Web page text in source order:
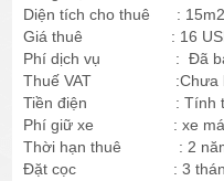
Diện tích cho thuê : 15m2
Giá thuê : 16
Phí dịch vụ : Đã bao
Thuế VAT :Chưa
Tiền điện : Tính theo
Phí giữ xe : xe máy:
Thời hạn thuê : 2
Đặt cọc : 3